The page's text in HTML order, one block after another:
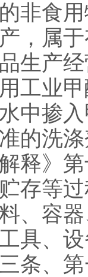
非食
，属
生产
工业
中掺
的洗
释》
存等
、容
具、
条、